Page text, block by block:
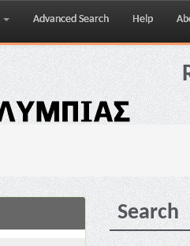
Advanced Search Help
Search